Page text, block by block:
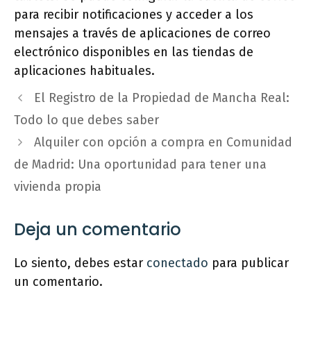
para recibir notificaciones y acceder a los
mensajes a través de aplicaciones de correo
electrónico disponibles en las tiendas de
aplicaciones habituales.
El Registro de la Propiedad de Mancha Real:
Todo lo que debes saber
Alquiler con opción a compra en Comunidad
de Madrid: Una oportunidad para tener una
vivienda propia
Deja un comentario
Lo siento, debes estar conectado para publicar
un comentario.